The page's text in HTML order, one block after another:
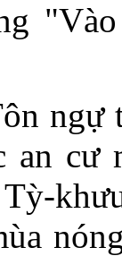
ngự
an cư